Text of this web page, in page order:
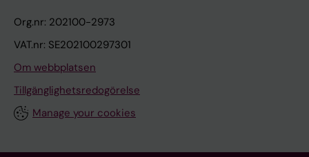
Org.nr: 202100-2973
VAT.nr: SE202100297301
Om webbplatsen
Tillgänglighetsredogörelse
Manage your cookies